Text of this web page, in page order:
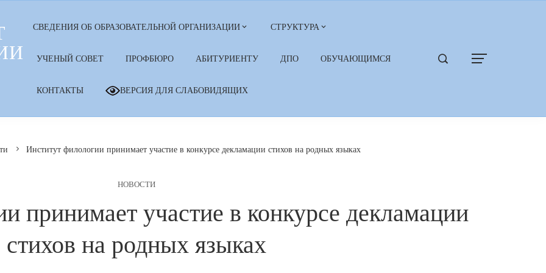
СВЕДЕНИЯ ОБ ОБРАЗОВАТЕЛЬНОЙ ОРГАНИЗАЦИИ СТРУКТУРА
УЧЕНЫЙ СОВЕТ ПРОФБЮРО АБИТУРИЕНТУ ДПО ОБУЧАЮЩИМСЯ
КОНТАКТЫ ВЕРСИЯ ДЛЯ СЛАБОВИДЯЩИХ
Институт филологии принимает участие в конкурсе декламации стихов на родных языках
НОВОСТИ
принимает участие в конкурсе декламации
стихов на родных языках